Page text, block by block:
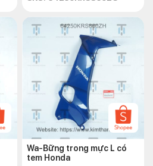
Wa-Bững trong mực L có
tem Honda